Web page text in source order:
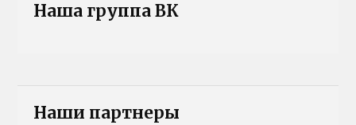
Наша группа ВК
Наши партнеры